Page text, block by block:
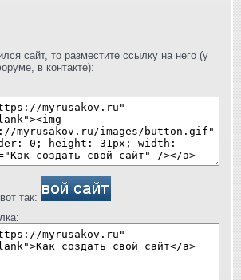
сайт, то разместите ссылку на него (у
в контакте):
так: